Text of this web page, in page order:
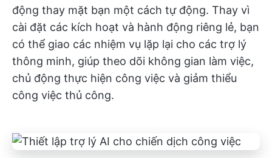
động thay mặt bạn một cách tự động. Thay vì
cài đặt các kích hoạt và hành động riêng lẻ, bạn
có thể giao các nhiệm vụ lặp lại cho các trợ lý
thông minh, giúp theo dõi không gian làm việc,
chủ động thực hiện công việc và giảm thiểu
công việc thủ công.